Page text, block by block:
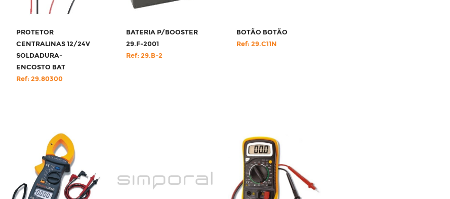
PROTETOR
CENTRALINAS 12/24V
SOLDADURA-
ENCOSTO BAT
Ref: 29.80300
BATERIA P/BOOSTER
29.F-2001
Ref: 29.B-2
BOTÃO BOTÃO
Ref: 29.C11N